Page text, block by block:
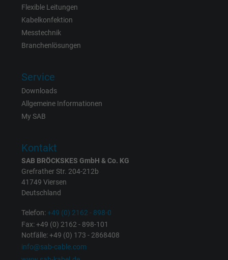
Name m_pixel_ration, Facebook Pixel
Anbieter
Zweck
Name
Anbieter
Laufzeit 1 Jahr
Zweck
Name presence, Facebook Pixel
Flexible Leitungen
Kabelkonfektion
Messtechnik
Branchenlösungen
Service
Downloads
Allgemeine Informationen
My SAB
Kontakt
SAB BRÖCKSKES GmbH & Co. KG
Grefrather Str. 204-212b
41749 Viersen
Deutschland
Telefon:+49 (0) 2162 - 898-0
Fax: +49 (0) 2162 - 898-101
Notfälle: +49 (0) 173 - 2868408
info@sab-cable.com